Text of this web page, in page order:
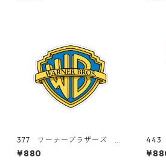
377 ワーナーブラザーズ W
arner Bros. "California Ma
rket Center" アメリカンス
¥880
443
リカ